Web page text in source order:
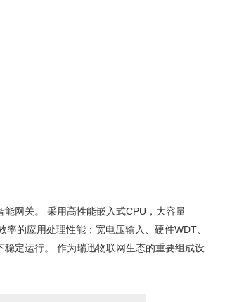
网关。 采用高性能嵌入式CPU，大容量
的应用处理性能；宽电压输入、硬件WDT、
定运行。 作为瑞迅物联网生态的重要组成设